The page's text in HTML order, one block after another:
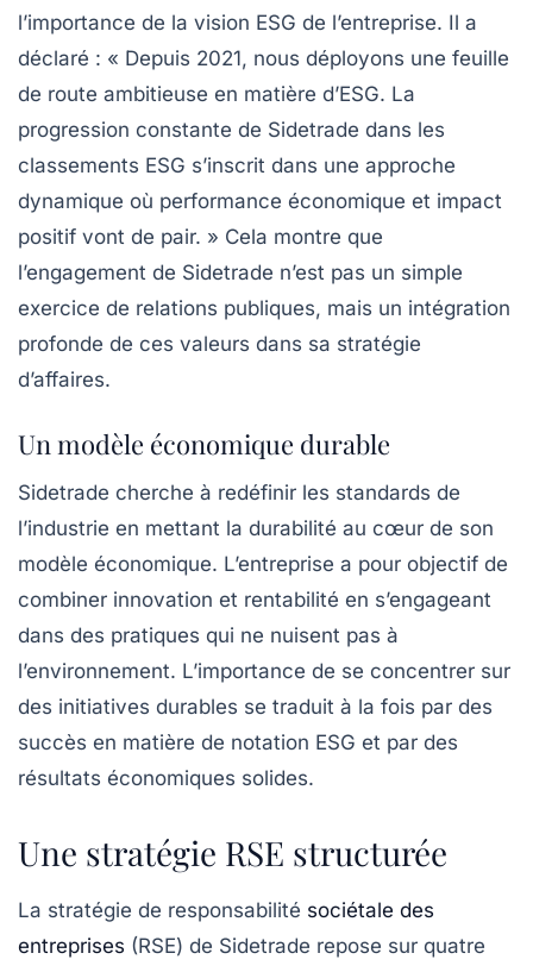
l’importance de la vision ESG de l’entreprise. Il a
déclaré : « Depuis 2021, nous déployons une feuille
de route ambitieuse en matière d’ESG. La
progression constante de Sidetrade dans les
classements ESG s’inscrit dans une approche
dynamique où performance économique et impact
positif vont de pair. » Cela montre que
l’engagement de Sidetrade n’est pas un simple
exercice de relations publiques, mais un intégration
profonde de ces valeurs dans sa stratégie
d’affaires.
Un modèle économique durable
Sidetrade cherche à redéfinir les standards de
l’industrie en mettant la durabilité au cœur de son
modèle économique. L’entreprise a pour objectif de
combiner innovation et rentabilité en s’engageant
dans des pratiques qui ne nuisent pas à
l’environnement. L’importance de se concentrer sur
des initiatives durables se traduit à la fois par des
succès en matière de notation ESG et par des
résultats économiques solides.
Une stratégie RSE structurée
La stratégie de responsabilité sociétale des
entreprises (RSE) de Sidetrade repose sur quatre